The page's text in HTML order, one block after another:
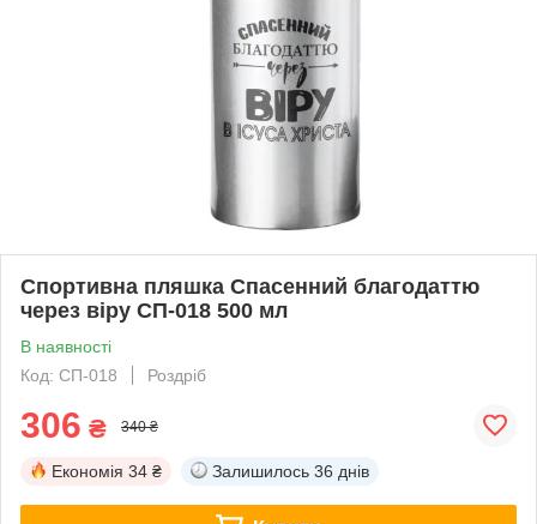
Спортивна пляшка Спасенний благодаттю
через віру СП-018 500 мл
В наявності
Код: СП-018
Роздріб
306 ₴ 340 ₴
Економія 34 ₴ Залишилось 36 днів